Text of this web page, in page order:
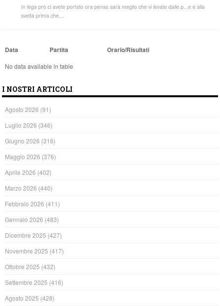
In lega pro ci avete portato ora penso sarà meglio che vi levate dalle p...e e alla
svelta prima che…
Data Partita Orario/Risultati
No data available in table
I NOSTRI ARTICOLI
Agosto 2026 (91)
Luglio 2026 (346)
Giugno 2026 (316)
Maggio 2026 (376)
Aprile 2026 (402)
Marzo 2026 (440)
Febbraio 2026 (411)
Gennaio 2026 (483)
Dicembre 2025 (427)
Novembre 2025 (417)
Ottobre 2025 (432)
Settembre 2025 (416)
Agosto 2025 (428)